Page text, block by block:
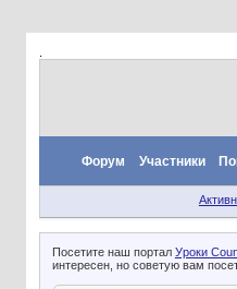
Форум Участники
Посетите наш портал Уроки
интересен, но советую вам